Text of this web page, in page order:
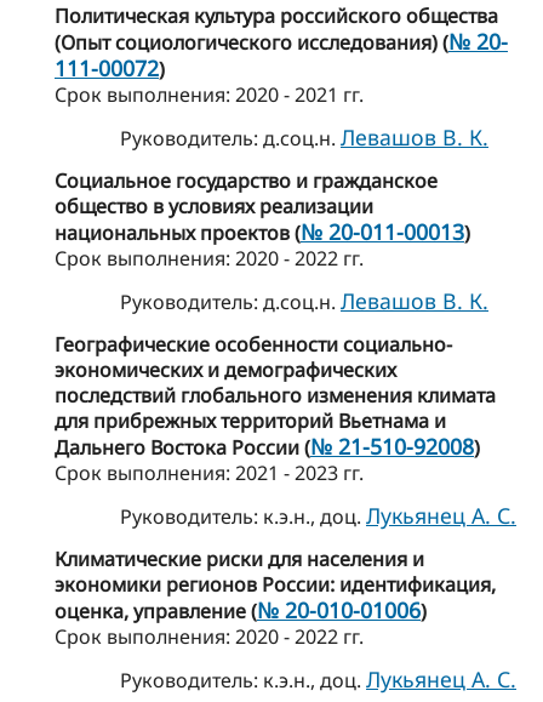
Политическая культура российского общества
(Опыт социологического исследования) (№ 20-
111-00072)
Cрок выполнения: 2020 - 2021 гг.
Руководитель: д.соц.н. Левашов В. К.
Социальное государство и гражданское
общество в условиях реализации
национальных проектов (№ 20-011-00013)
Cрок выполнения: 2020 - 2022 гг.
Руководитель: д.соц.н. Левашов В. К.
Географические особенности социально-
экономических и демографических
последствий глобального изменения климата
для прибрежных территорий Вьетнама и
Дальнего Востока России (№ 21-510-92008)
Cрок выполнения: 2021 - 2023 гг.
Руководитель: к.э.н., доц. Лукьянец А. С.
Климатические риски для населения и
экономики регионов России: идентификация,
оценка, управление (№ 20-010-01006)
Cрок выполнения: 2020 - 2022 гг.
Руководитель: к.э.н., доц. Лукьянец А. С.